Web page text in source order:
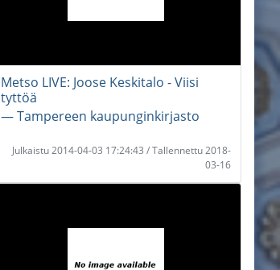
Metso LIVE: Joose Keskitalo - Viisi
tyttöä
― Tampereen kaupunginkirjasto
Julkaistu 2014-04-03 17:24:43 / Tallennettu 2018-
03-16